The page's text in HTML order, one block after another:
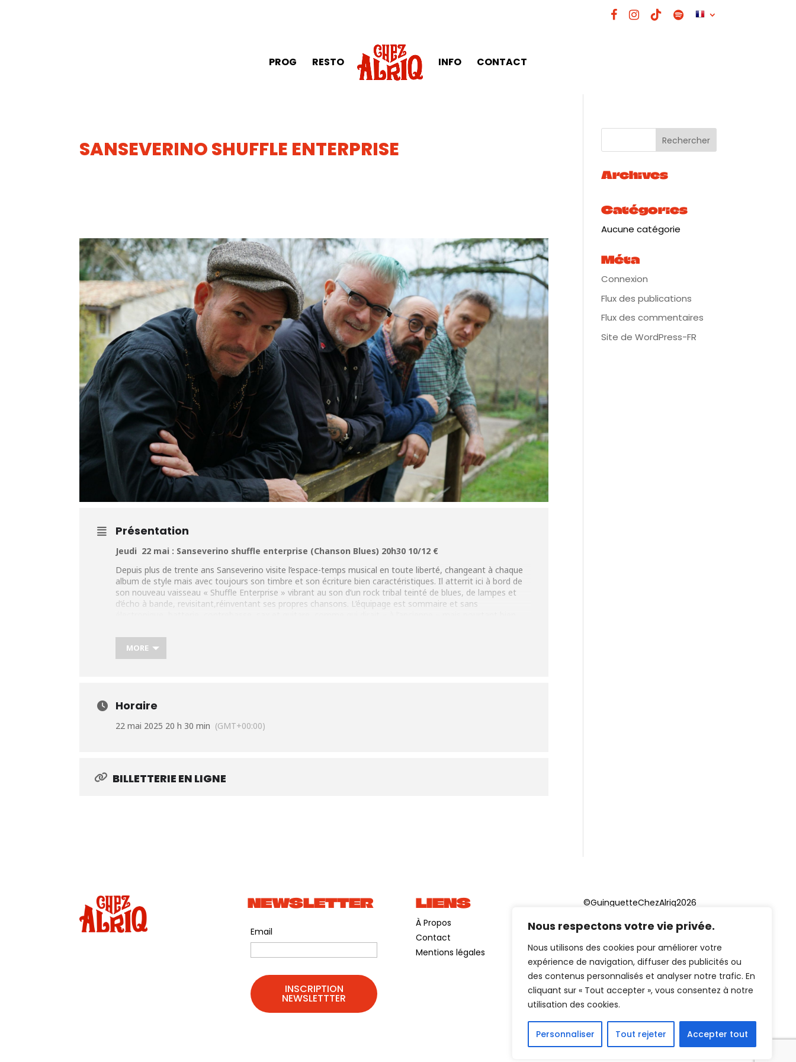
Nous respectons votre vie privée.
Nous utilisons des cookies pour améliorer votre
expérience de navigation, diffuser des publicités ou
des contenus personnalisés et analyser notre trafic. En
cliquant sur « Tout accepter », vous consentez à notre
utilisation des cookies.
Personnaliser Tout rejeter Accepter tout
PROG RESTO INFO CONTACT
SANSEVERINO SHUFFLE ENTERPRISE
Présentation
Jeudi 22 mai : Sanseverino shuffle enterprise (Chanson Blues) 20h30 10/12 €
Depuis plus de trente ans Sanseverino visite l’espace-temps musical en toute liberté, changeant à chaque
album de style mais avec toujours son timbre et son écriture bien caractéristiques. Il atterrit ici à bord de
son nouveau vaisseau « Shuffle Enterprise » vibrant au son d’un rock tribal teinté de blues, de lampes et
d’écho à bande, revisitant,réinventant ses propres chansons. L’équipage est sommaire et sans
débouler des étoiles..
Entouré d’une rythmique bordelaise avec des musiciens bien connus du circuit jazz, indéniablement une
Sanseverino : guitare-chant
Yann Vicaire : batterie
MORE
Horaire
22 mai 2025 20 h 30 min (GMT+00:00)
BILLETTERIE EN LIGNE
Archives
Catégories
Aucune catégorie
Méta
Connexion
Flux des publications
Flux des commentaires
Site de WordPress-FR
NEWSLETTER
Email
LIENS
À Propos
Contact
Mentions légales
©GuinguetteChezAlriq2026
Création site internet YOSOY